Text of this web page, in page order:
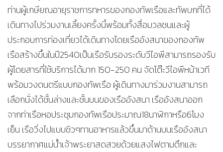
ท่านผู้เกษียณอายุราชการทหารของกองทัพเรือและทัพบกที่ได้
เดินทางไปร่วมงานเลี้ยงครั้งนี้พร้อมทั้งสื่อมวลชนและผู้
ประกอบการท่องเที่ยวได้เดินทางโดยเรืออังสนาของกองทัพ
เรือสร้างขึ้นในปี2540เป็นเรือรับรองระดับวีไอพีสามารถรองรับ
ผู้โดยสารที่ใช้บริการได้มาก 150-250 คน จัดโต๊ะวีไอพีหน้าเวที
พร้อมวงดนตรีแบบกองทัพเรือ ผู้เดินทางมาร่วมงานสามารถ
เลือกนั่งได้ชั้นล่างและชั้นบนของเรืออังสนา เรืออังสนาออก
จากท่าเรือหอประชุมกองทัพเรือประมาณ18นาฬิกาหรือ6โมง
เย็น เรือวิ่งไปแบบชิวๆทานอาหารแล้วขึ้นมาด้านบนเรืออังสนา
บรรยากาศแม่น้ำเจ้าพระยาสดสวยด้วยแสงไฟตามตึกและ